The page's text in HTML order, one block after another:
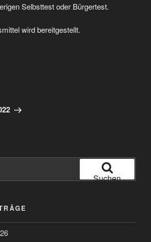
Selbsttest oder Bürgertest.
wird bereitgestellt.
Suchen